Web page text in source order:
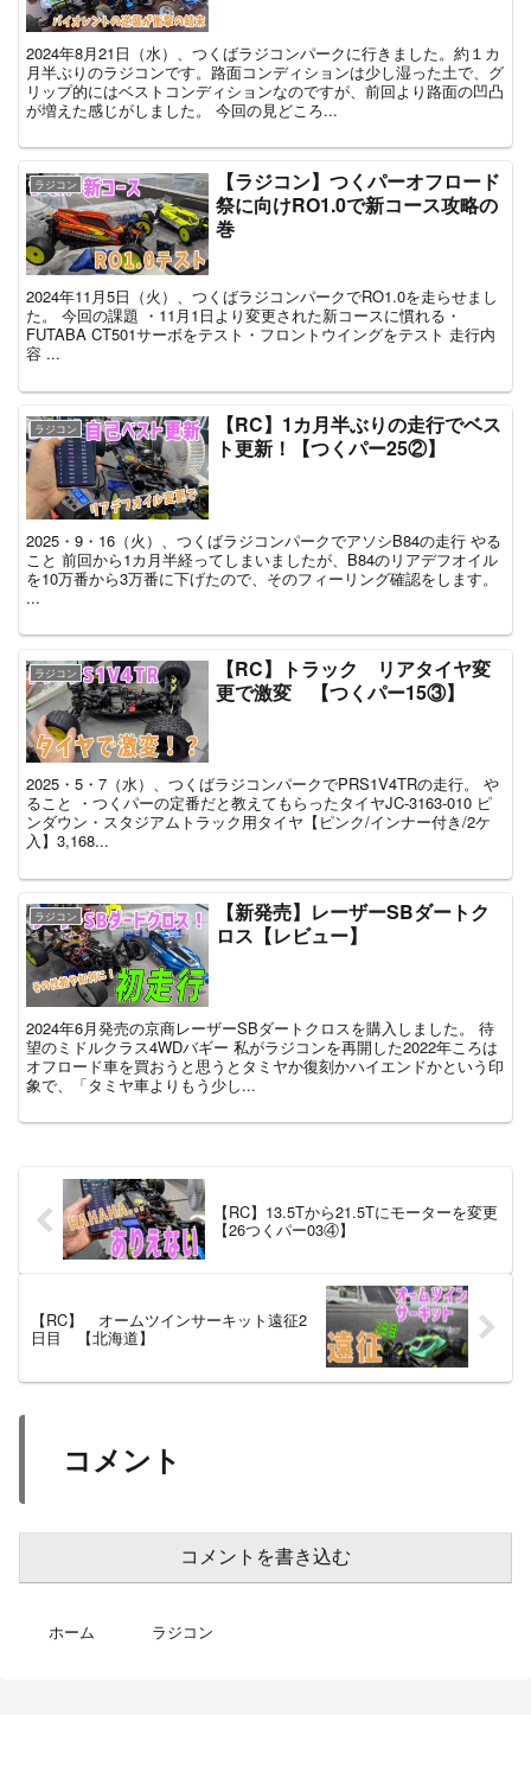
2024年8月21日（水）、つくばラジコンパークに行きました。約１カ
月半ぶりのラジコンです。路面コンディションは少し湿った土で、グ
リップ的にはベストコンディションなのですが、前回より路面の凹凸
が増えた感じがしました。 今回の見どころ...
ラジコン
【ラジコン】つくパーオフロード
祭に向けRO1.0で新コース攻略の
巻
2024年11月5日（火）、つくばラジコンパークでRO1.0を走らせまし
た。 今回の課題 ・11月1日より変更された新コースに慣れる・
FUTABA CT501サーボをテスト・フロントウイングをテスト 走行内
容 ...
ラジコン
【RC】1カ月半ぶりの走行でベス
ト更新！【つくパー25②】
2025・9・16（火）、つくばラジコンパークでアソシB84の走行 やる
こと 前回から1カ月半経ってしまいましたが、B84のリアデフオイル
を10万番から3万番に下げたので、そのフィーリング確認をします。
...
ラジコン
【RC】トラック リアタイヤ変
更で激変 【つくパー15③】
2025・5・7（水）、つくばラジコンパークでPRS1V4TRの走行。 や
ること ・つくパーの定番だと教えてもらったタイヤJC-3163-010 ピ
ンダウン・スタジアムトラック用タイヤ【ピンク/インナー付き/2ケ
入】3,168...
ラジコン
【新発売】レーザーSBダートク
ロス【レビュー】
2024年6月発売の京商レーザーSBダートクロスを購入しました。 待
望のミドルクラス4WDバギー 私がラジコンを再開した2022年ころは
オフロード車を買おうと思うとタミヤか復刻かハイエンドかという印
象で、「タミヤ車よりもう少し...
【RC】13.5Tから21.5Tにモーターを変更
【26つくパー03④】
【RC】 オームツインサーキット遠征2
日目 【北海道】
コメント
コメントを書き込む
ホーム ラジコン